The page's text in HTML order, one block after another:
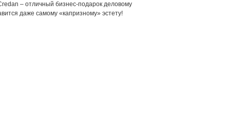
– отличный бизнес-подарок деловому
даже самому «капризному» эстету!